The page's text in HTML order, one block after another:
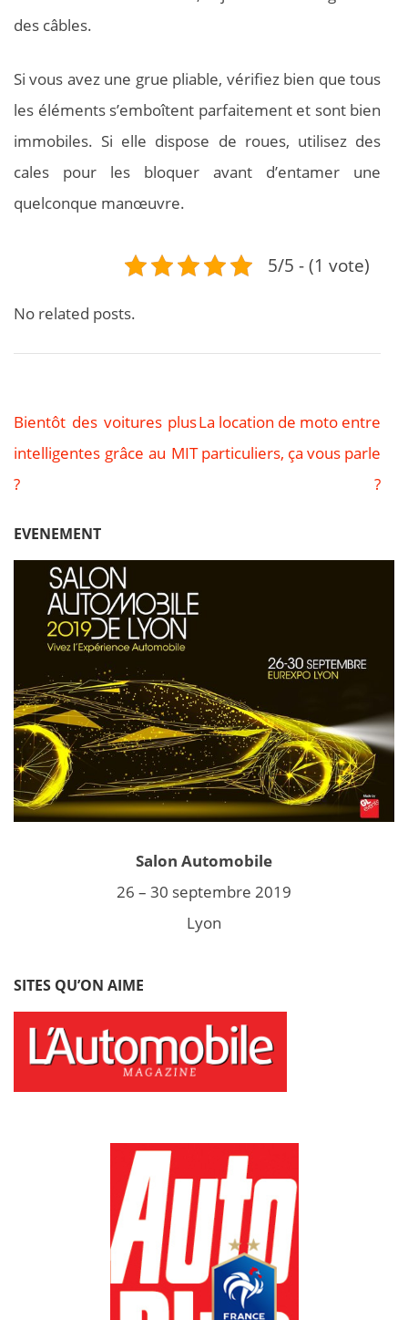
des câbles.
Si vous avez une grue pliable, vérifiez bien que tous
les éléments s’emboîtent parfaitement et sont bien
immobiles. Si elle dispose de roues, utilisez des
cales pour les bloquer avant d’entamer une
quelconque manœuvre.
5/5 - (1 vote)
No related posts.
Navigation
de
l’article
Bientôt des voitures plus
intelligentes grâce au MIT
?
La location de moto entre
particuliers, ça vous parle
?
EVENEMENT
Salon Automobile
26 – 30 septembre 2019
Lyon
SITES QU’ON AIME